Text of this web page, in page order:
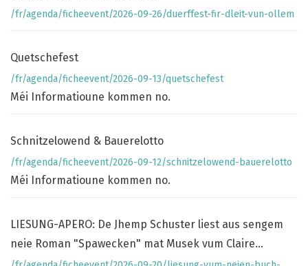
/fr/agenda/ficheevent/2026-09-26/duerffest-fir-dleit-vun-ollem
Quetschefest
/fr/agenda/ficheevent/2026-09-13/quetschefest
Méi Informatioune kommen no.
Schnitzelowend & Bauerelotto
/fr/agenda/ficheevent/2026-09-12/schnitzelowend-bauerelotto
Méi Informatioune kommen no.
LIESUNG-APERO: De Jhemp Schuster liest aus sengem
neie Roman "Spawecken" mat Musek vum Claire
Parsons